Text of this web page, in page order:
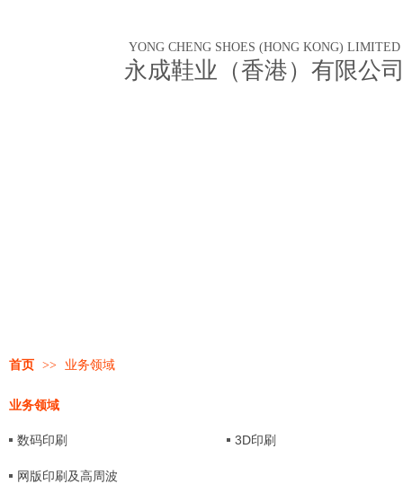
YONG CHENG SHOES (HONG KONG) LIMITED
永成鞋业（香港）有限公
首页 >> 业务领域
业务领域
数码印刷 3D印刷
网版印刷及高周波